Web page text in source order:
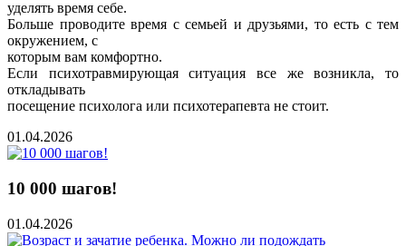
уделять время себе.
Больше проводите время с семьей и друзьями, то есть с тем
окружением, с
которым вам комфортно.
Если психотравмирующая ситуация все же возникла, то
откладывать
посещение психолога или психотерапевта не стоит.
01.04.2026
10 000 шагов!
01.04.2026